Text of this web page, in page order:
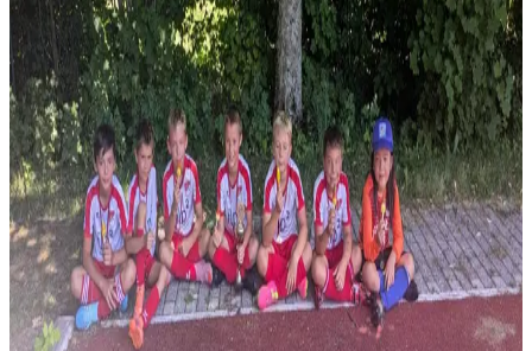
Vier Gruppensiege ohne Gegentor und ein 2:0 im Halbfinale – erst
im Finale wird unsere F-Jugend gestoppt: P...
News
14. Juli 2026
Rückblick: 1. Fanclub Worldcup Rot-Weiß –
Endrunde auf unserem Hauptplatz
36 Teams von FC-Bayern-Fanclubs aus vier Ländern, ein
Wochenende voller Fußball – und das große Finale auf...
News
14. Juli 2026